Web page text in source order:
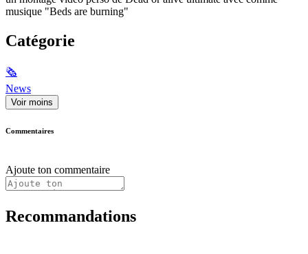
musique "Beds are burning"
Catégorie
🗞
News
Voir moins
Commentaires
Ajoute ton commentaire
Recommandations